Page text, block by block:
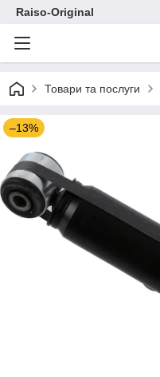
Raiso-Original
Товари та послуги
–13%